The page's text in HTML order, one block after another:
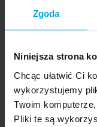
Zgoda
Niniejsza strona
Chcąc ułatwić Ci
wykorzystujemy
Twoim
Pliki te są
sieci
laboratoryjnymi i
historię wdrożenia